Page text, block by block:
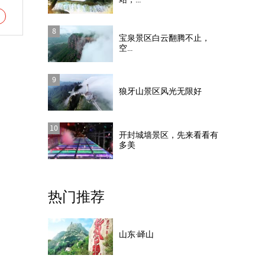
8
宝泉景区白云翻腾不止，
空...
9
狼牙山景区风光无限好
10
开封城墙景区，先来看看有
多美
热门推荐
山东·峄山